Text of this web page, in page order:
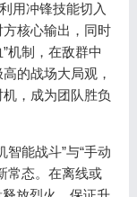
用冲锋技能切入
核心输出，同时
机制，在敌群中
的战场大局观，
，成为团队胜负
能战斗”与“手动
常态。在离线或